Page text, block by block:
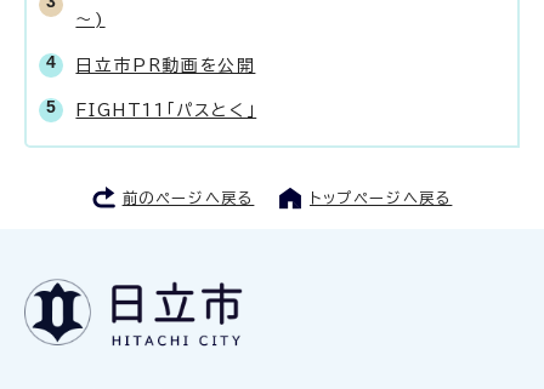
～)
日立市PR動画を公開
FIGHT11「パスとく」
前のページへ戻る トップページへ戻る